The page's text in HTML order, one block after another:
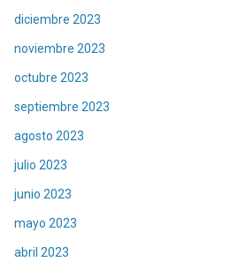
diciembre 2023
noviembre 2023
octubre 2023
septiembre 2023
agosto 2023
julio 2023
junio 2023
mayo 2023
abril 2023